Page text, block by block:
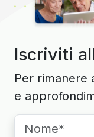
Iscriviti
Per rimanere
e